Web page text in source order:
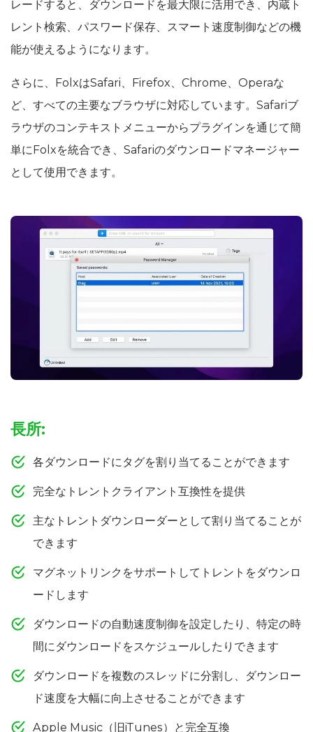
レードすると、ダウンロードを最大限に活用でき、内蔵ト
レント検索、パスワード保存、スマート速度制御などの機
能が使えるようになります。
さらに、FolxはSafari、Firefox、Chrome、Operaな
ど、すべての主要なブラウザに対応しています。Safariブ
ラウザのコンテキストメニューからプラグインを通じて簡
単にFolxを統合でき、Safariのダウンロードマネージャー
として使用できます。
長所:
各ダウンロードにタグを割り当てることができます
完全なトレントクライアント互換性を提供
主なトレントダウンローダーとして割り当てることが
できます
マグネットリンクをサポートしてトレントをダウンロ
ードします
ダウンロードの自動速度制御を設定したり、特定の時
間にダウンロードをスケジュールしたりできます
ダウンロードを複数のスレッドに分割し、ダウンロー
ド速度を大幅に向上させることができます
Apple Music（旧iTunes）と完全互換